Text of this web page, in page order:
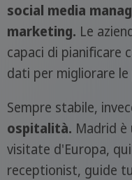
social media
marketing. Le
capaci di pianificare
dati per migliorare
Sempre stabile,
ospitalità. Madrid
visitate d'Europa,
receptionist, guide